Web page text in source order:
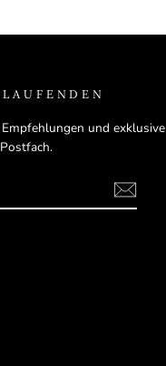
und exklusive